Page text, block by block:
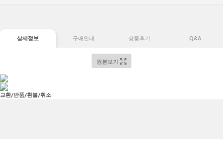
상세정보 구매안내 상품후기 Q&A
원본보기
교환/반품/환불/취소